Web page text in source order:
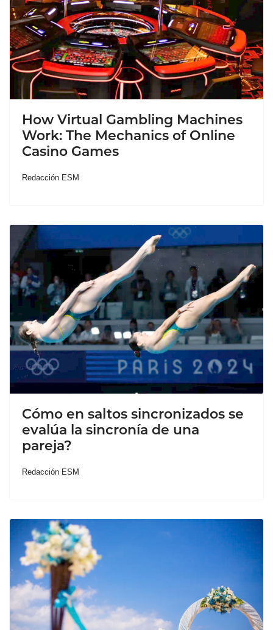
How Virtual Gambling Machines
Work: The Mechanics of Online
Casino Games
Redacción ESM
Cómo en saltos sincronizados se
evalúa la sincronía de una
pareja?
Redacción ESM